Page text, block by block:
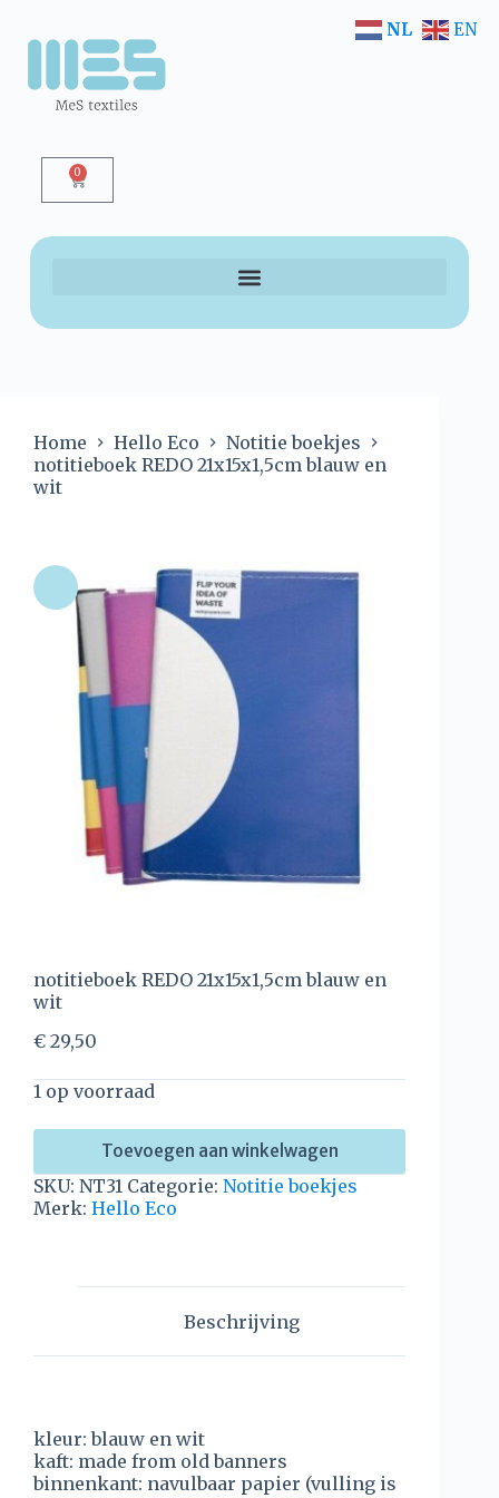
0
Home Hello Eco
Notitie boekjes
notitieboek REDO 21x15x1,5cm blauw en
wit
notitieboek REDO 21x15x1,5cm blauw en
wit
€ 29,50
1 op voorraad
Toevoegen aan winkelwagen
SKU: NT31 Categorie: Notitie boekjes
Merk: Hello Eco
Beschrijving
kleur: blauw en wit
kaft: made from old banners
binnenkant: navulbaar papier (vulling is
NL EN